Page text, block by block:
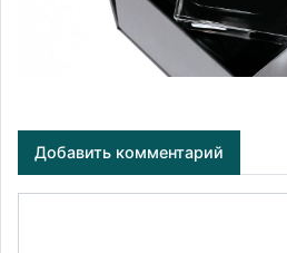
Добавить комментарий